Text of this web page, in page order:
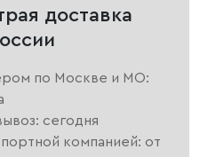
доставка
по Москве и МО:
сегодня
компанией: от